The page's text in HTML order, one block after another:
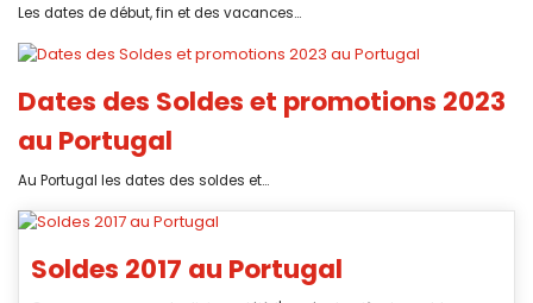
Les dates de début, fin et des vacances...
Dates des Soldes et promotions 2023
au Portugal
Au Portugal les dates des soldes et...
Soldes 2017 au Portugal